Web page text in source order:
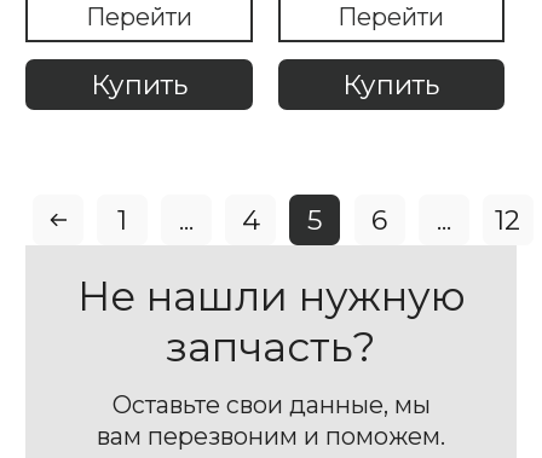
Перейти
Купить
Перейти
Купить
1 ... 4 5 6 ... 12
Не нашли нужную
запчасть?
Оставьте свои данные, мы
вам перезвоним и поможем.